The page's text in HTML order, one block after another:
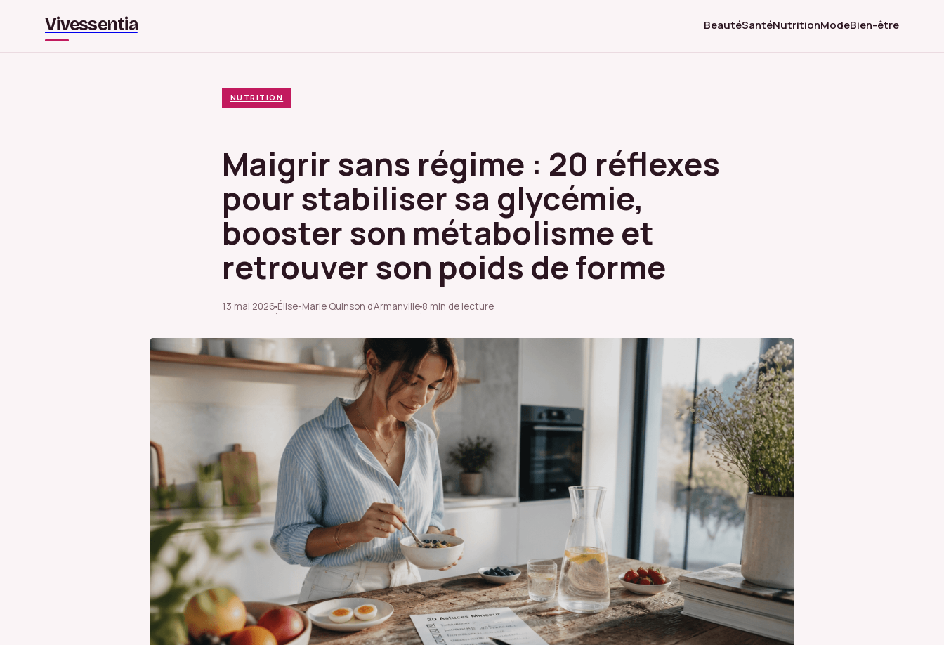
Vivessentia BeautéSantéNutritionModeBien-être
NUTRITION
Maigrir sans régime : 20 réflexes
pour stabiliser sa glycémie,
booster son métabolisme et
retrouver son poids de forme
13 mai 2026
·
Élise-Marie Quinson d’Armanville
·
8 min de lecture